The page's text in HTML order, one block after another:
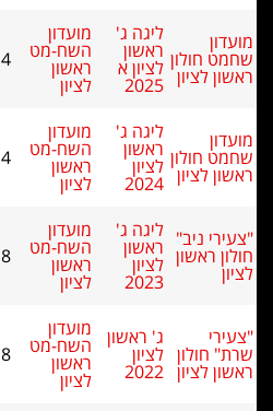
מועדון
השח-מט
ראשון
לציון
14
36.0
41.0
מועדון
השח-מט
ראשון
לציון
14
31.5
35.5
מועדון
השח-מט
ראשון
לציון
18
45.0
49.5
מועדון
השח-מט
ראשון
לציון
18
43.5
48.5